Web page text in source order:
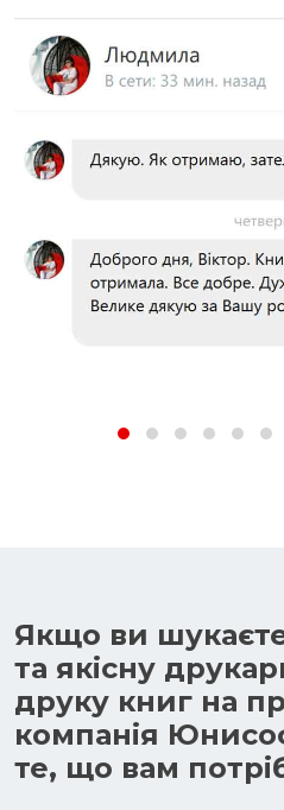
Якщо ви
та якісну
друку книг на
компанія
те, що вам